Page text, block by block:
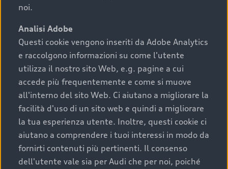
acquistare un’auto usata, oltre al prezzo e all'aspetto,
chilometraggio: un valore contenuto corrisponde a
uno stato migliore del veicolo e a una maggiore
durata nel tempo;
cronologia dei tagliandi: una documentazione
completa della vettura certifica una manutenzione
costante e accurata;
condizioni della carrozzeria e degli interni: una
buona conservazione evidenzia cura e attenzione del
precedente proprietario;
noi.
Analisi Adobe
Questi cookie vengono inseriti da Adobe Analytics
e raccolgono informazioni su come l'utente
utilizza il nostro sito Web, e.g. pagine a cui
accede più frequentemente e come si muove
all'interno del sito Web. Ci aiutano a migliorare la
facilità d'uso di un sito web e quindi a migliorare
la tua esperienza utente. Inoltre, questi cookie ci
aiutano a comprendere i tuoi interessi in modo da
fornirti contenuti più pertinenti. Il consenso
dell'utente vale sia per Audi che per noi, poiché